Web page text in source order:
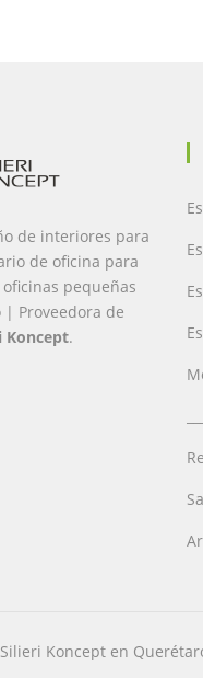
de interiores para
de oficina para
pequeñas
| Proveedora de
Koncept.
Koncept en